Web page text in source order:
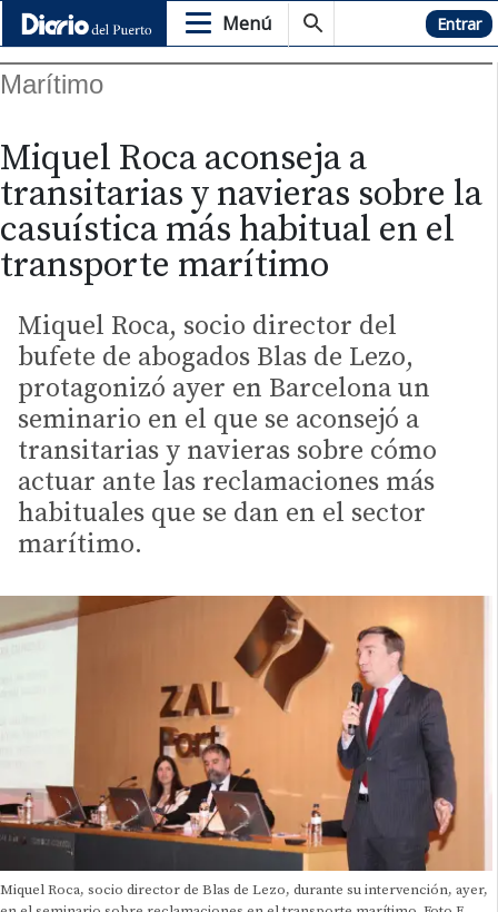
Menú Hemeroteca Entrar
Marítimo
Miquel Roca aconseja a
transitarias y navieras sobre la
casuística más habitual en el
transporte marítimo
Miquel Roca, socio director del
bufete de abogados Blas de Lezo,
protagonizó ayer en Barcelona un
seminario en el que se aconsejó a
transitarias y navieras sobre cómo
actuar ante las reclamaciones más
habituales que se dan en el sector
marítimo.
Miquel Roca, socio director de Blas de Lezo, durante su intervención, ayer,